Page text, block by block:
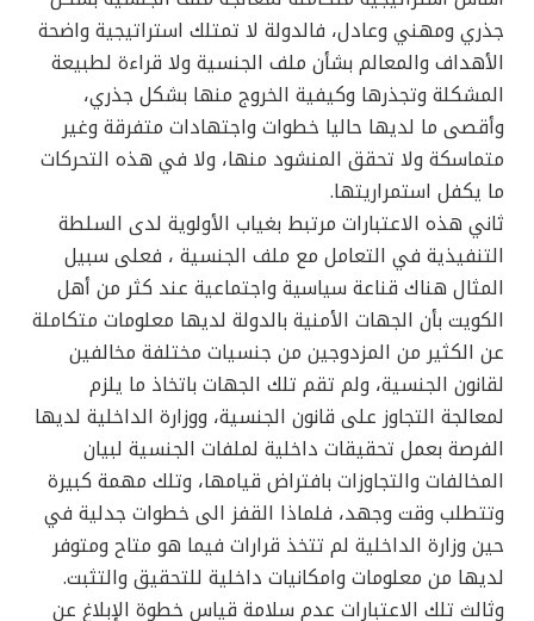
جذري ومهني وعادل، فالدولة لا تمتلك استراتيجية واضحة
الأهداف والمعالم بشأن ملف الجنسية ولا قراءة لطبيعة
المشكلة وتجذرها وكيفية الخروج منها بشكل جذري،
وأقصى ما لديها حاليا خطوات واجتهادات متفرقة وغير
متماسكة ولا تحقق المنشود منها، ولا في هذه التحركات
ما يكفل استمراريتها.
ثاني هذه الاعتبارات مرتبط بغياب الأولوية لدى السلطة
التنفيذية في التعامل مع ملف الجنسية ، فعلى سبيل
المثال هناك قناعة سياسية واجتماعية عند كثر من أهل
الكويت بأن الجهات الأمنية بالدولة لديها معلومات متكاملة
عن الكثير من المزدوجين من جنسيات مختلفة مخالفين
لقانون الجنسية، ولم تقم تلك الجهات باتخاذ ما يلزم
لمعالجة التجاوز على قانون الجنسية، ووزارة الداخلية لديها
الفرصة بعمل تحقيقات داخلية لملفات الجنسية لبيان
المخالفات والتجاوزات بافتراض قيامها، وتلك مهمة كبيرة
وتتطلب وقت وجهد، فلماذا القفز الى خطوات جدلية في
حين وزارة الداخلية لم تتخذ قرارات فيما هو متاح ومتوفر
لديها من معلومات وامكانيات داخلية للتحقيق والتثبت.
وثالث تلك الاعتبارات عدم سلامة قياس خطوة الإبلاغ عن